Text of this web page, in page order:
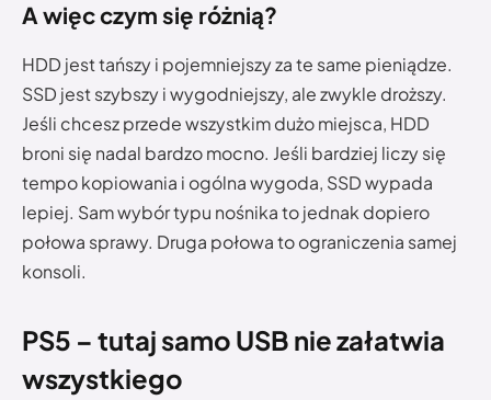
A więc czym się różnią?
HDD jest tańszy i pojemniejszy za te same pieniądze.
SSD jest szybszy i wygodniejszy, ale zwykle droższy.
Jeśli chcesz przede wszystkim dużo miejsca, HDD
broni się nadal bardzo mocno. Jeśli bardziej liczy się
tempo kopiowania i ogólna wygoda, SSD wypada
lepiej. Sam wybór typu nośnika to jednak dopiero
połowa sprawy. Druga połowa to ograniczenia samej
konsoli.
PS5 – tutaj samo USB nie załatwia
wszystkiego